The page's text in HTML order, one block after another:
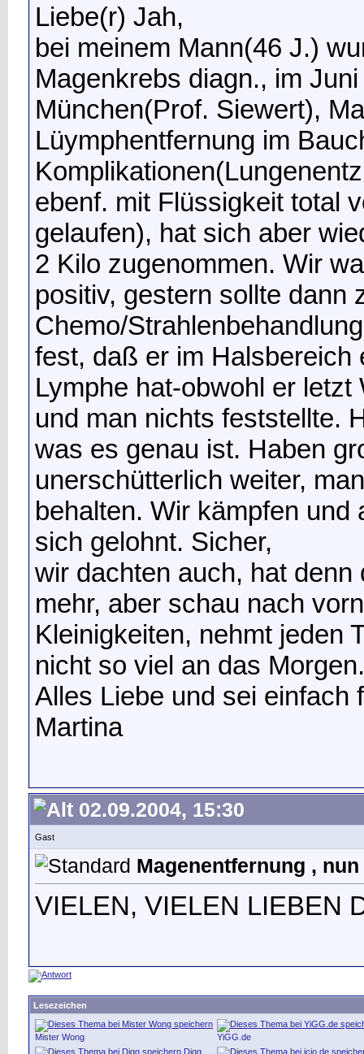
Liebe(r) Jah,
bei meinem Mann(46 J.)
Magenkrebs diagn., im
München(Prof. Siewert),
Lüymphentfernung im
ebenf. mit Flüssigkeit total
gelaufen), hat sich aber
2 Kilo zugenommen. Wir
positiv, gestern sollte dann
Chemo/
fest, daß er im
Lymphe hat-obwohl er
und man nichts feststellte.
was es genau ist. Haben
unerschütterlich weiter,
behalten. Wir kämpfen
sich gelohnt. Sicher,
wir dachten auch, hat
mehr, aber schau nach
Kleinigkeiten, nehmt jeden
nicht so viel an das Morgen.
Alles Liebe und sei einfach
Martina
02.09.2004, 15:30
Gast
Magenentfernung ,
VIELEN, VIELEN LIEBEN
Lesezeichen
Mister Wong
YiGG.de
Digg